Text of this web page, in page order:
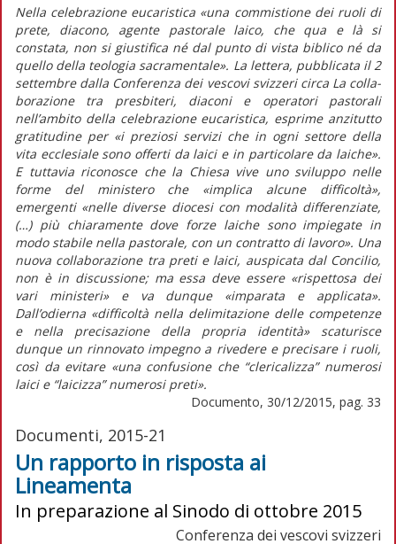
Nella celebrazione eucaristica «una commistione dei ruoli di
prete, diacono, agente pastorale laico, che qua e là si
constata, non si giustifica né dal punto di vista biblico né da
quello della teologia sacramentale». La lettera, pubblicata il 2
settembre dalla Conferenza dei vescovi svizzeri circa La colla-
borazione tra presbiteri, diaconi e operatori pastorali
nell’ambito della celebrazione eucaristica, esprime anzitutto
gratitudine per «i preziosi servizi che in ogni settore della
vita ecclesiale sono offerti da laici e in particolare da laiche».
E tuttavia riconosce che la Chiesa vive uno sviluppo nelle
forme del ministero che «implica alcune difficoltà»,
emergenti «nelle diverse diocesi con modalità differenziate,
(…) più chiaramente dove forze laiche sono impiegate in
modo stabile nella pastorale, con un contratto di lavoro». Una
nuova collaborazione tra preti e laici, auspicata dal Concilio,
non è in discussione; ma essa deve essere «rispettosa dei
vari ministeri» e va dunque «imparata e applicata».
Dall’odierna «difficoltà nella delimitazione delle competenze
e nella precisazione della propria identità» scaturisce
dunque un rinnovato impegno a rivedere e precisare i ruoli,
così da evitare «una confusione che “clericalizza” numerosi
laici e “laicizza” numerosi preti».
Documento, 30/12/2015, pag. 33
Documenti, 2015-21
Un rapporto in risposta ai
Lineamenta
In preparazione al Sinodo di ottobre 2015
Conferenza dei vescovi svizzeri